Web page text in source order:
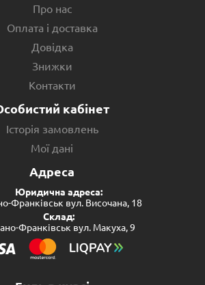
Про нас
Оплата і доставка
Довідка
Знижки
Контакти
кабінет
Історія замовлень
Мої дані
Адреса
Юридична адреса:
Франківськ вул. Височана, 18
Склад:
Франківськ вул. Макуха, 9